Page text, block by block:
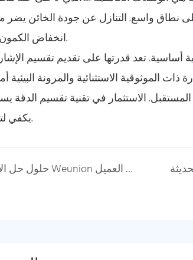
انخفاض الكمون ، الموثوقية ، وقابلية التوسع.
يكفي لتحمل وزن عالم الغد المتصل.
حلول حل الألياف المتكاملة لـ Weunion تعمل على الاتصال الأفريقي: قصة نجاح العميل